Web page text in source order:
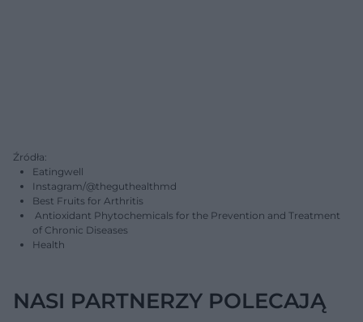
Źródła:
Eatingwell
Instagram/@theguthealthmd
Best Fruits for Arthritis
Antioxidant Phytochemicals for the Prevention and Treatment
of Chronic Diseases
Health
NASI PARTNERZY POLECAJĄ